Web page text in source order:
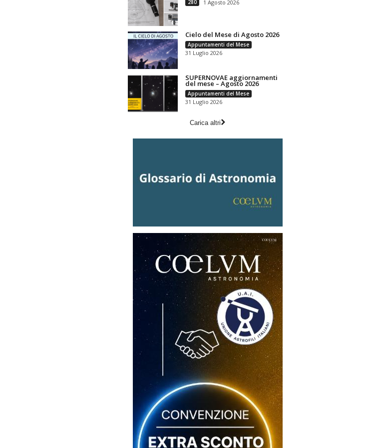
280 1 Agosto 2026
Cielo del Mese di Agosto 2026
Appuntamenti del Mese
31 Luglio 2026
SUPERNOVAE aggiornamenti
del mese – Agosto 2026
Appuntamenti del Mese
31 Luglio 2026
Carica altri